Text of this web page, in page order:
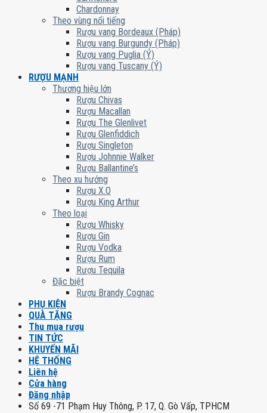
Chardonnay
Theo vùng nổi tiếng
Rượu vang Bordeaux (Pháp)
Rượu vang Burgundy (Pháp)
Rượu vang Puglia (Ý)
Rượu vang Tuscany (Ý)
RƯỢU MẠNH
Thương hiệu lớn
Rượu Chivas
Rượu Macallan
Rượu The Glenlivet
Rượu Glenfiddich
Rượu Singleton
Rượu Johnnie Walker
Rượu Ballantine’s
Theo xu hướng
Rượu X.O
Rượu King Arthur
Theo loại
Rượu Whisky
Rượu Gin
Rượu Vodka
Rượu Rum
Rượu Tequila
Đặc biệt
Rượu Brandy Cognac
PHỤ KIỆN
QUÀ TẶNG
Thu mua rượu
TIN TỨC
KHUYẾN MÃI
HỆ THỐNG
Liên hệ
Cửa hàng
Đăng nhập
Số 69 -71 Phạm Huy Thông, P. 17, Q. Gò Vấp, TPHCM